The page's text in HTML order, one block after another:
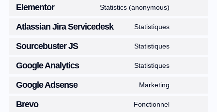
Elementor Statistics (anonymous)
Atlassian Jira Servicedesk Statistiques
Sourcebuster JS Statistiques
Google Analytics Statistiques
Google Adsense Marketing
Brevo Fonctionnel